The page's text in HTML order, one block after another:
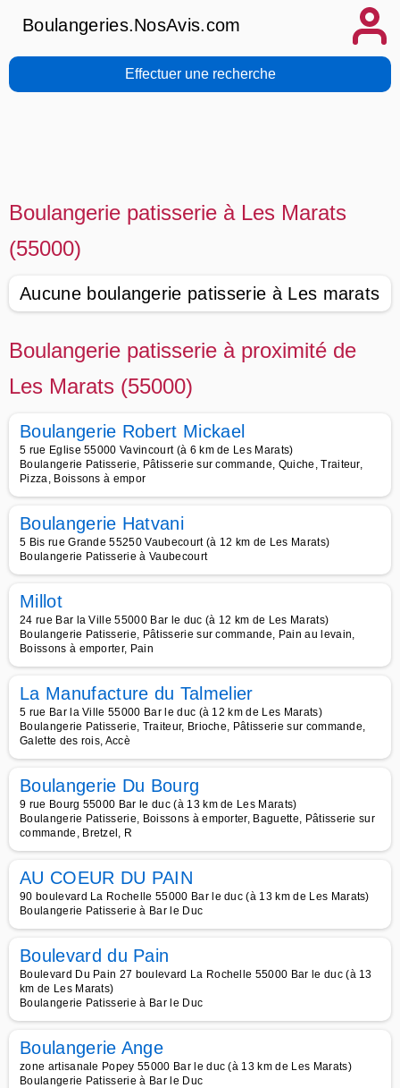
Boulangeries.NosAvis.com
Effectuer une recherche
Boulangerie patisserie à Les Marats
(55000)
Aucune boulangerie patisserie à Les marats
Boulangerie patisserie à proximité de
Les Marats (55000)
Boulangerie Robert Mickael
5 rue Eglise 55000 Vavincourt (à 6 km de Les Marats)
Boulangerie Patisserie, Pâtisserie sur commande, Quiche, Traiteur,
Pizza, Boissons à empor
Boulangerie Hatvani
5 Bis rue Grande 55250 Vaubecourt (à 12 km de Les Marats)
Boulangerie Patisserie à Vaubecourt
Millot
24 rue Bar la Ville 55000 Bar le duc (à 12 km de Les Marats)
Boulangerie Patisserie, Pâtisserie sur commande, Pain au levain,
Boissons à emporter, Pain
La Manufacture du Talmelier
5 rue Bar la Ville 55000 Bar le duc (à 12 km de Les Marats)
Boulangerie Patisserie, Traiteur, Brioche, Pâtisserie sur commande,
Galette des rois, Accè
Boulangerie Du Bourg
9 rue Bourg 55000 Bar le duc (à 13 km de Les Marats)
Boulangerie Patisserie, Boissons à emporter, Baguette, Pâtisserie sur
commande, Bretzel, R
AU COEUR DU PAIN
90 boulevard La Rochelle 55000 Bar le duc (à 13 km de Les Marats)
Boulangerie Patisserie à Bar le Duc
Boulevard du Pain
Boulevard Du Pain 27 boulevard La Rochelle 55000 Bar le duc (à 13
km de Les Marats)
Boulangerie Patisserie à Bar le Duc
Boulangerie Ange
zone artisanale Popey 55000 Bar le duc (à 13 km de Les Marats)
Boulangerie Patisserie à Bar le Duc